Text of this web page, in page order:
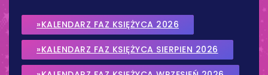
»KALENDARZ FAZ KSIĘŻYCA 2026
»KALENDARZ FAZ KSIĘŻYCA SIERPIEN 2026